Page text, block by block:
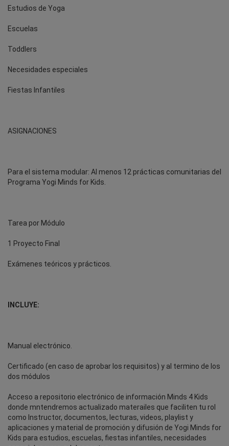
Estudios de Yoga
Escuelas
Toddlers
Necesidades especiales
Fiestas Infantiles
ASIGNACIONES
Para el sistema modular: Al menos 12 prácticas comunitarias del
Programa Yogi Minds for Kids.
Tarea por Módulo
1 Proyecto Final
Exámenes teóricos y prácticos.
INCLUYE:
Manual electrónico.
Certificado (en caso de aprobar los requisitos) y al termino de los
dos módulos
Acceso a repositorio electrónico de información Minds 4 Kids
donde mntendremos actualizado materailes que faciliten tu rol
como Instructor, documentos, lecturas, videos, playlist y
aplicaciones y material de promoción y difusión de Yogi Minds for
Kids para estudios, escuelas, fiestas infantiles, necesidades